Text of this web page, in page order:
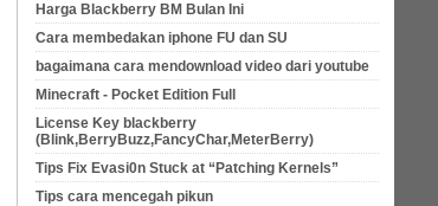
Harga Blackberry BM Bulan Ini
Cara membedakan iphone FU dan SU
bagaimana cara mendownload video dari youtube
Minecraft - Pocket Edition Full
License Key blackberry
(Blink,BerryBuzz,FancyChar,MeterBerry)
Tips Fix Evasi0n Stuck at “Patching Kernels”
Tips cara mencegah pikun